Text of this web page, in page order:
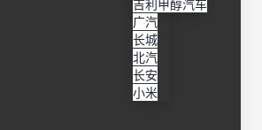
吉利甲醇汽车
吉利
广汽
长城
北汽
长安
小米